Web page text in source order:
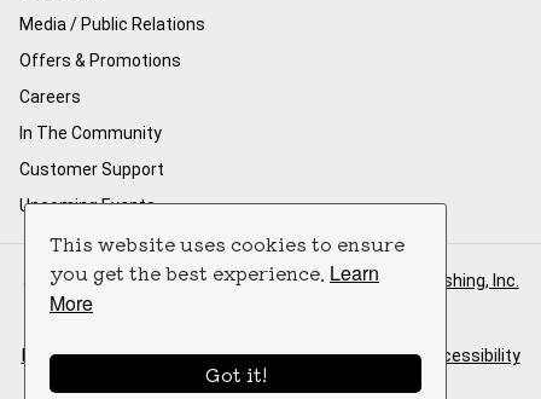
This website uses cookies to ensure
you get the best experience. Learn
More
Got it!
Media / Public Relations
Offers & Promotions
Careers
In The Community
Customer Support
Upcoming Events
Japanese Online is a product ofPacific Software Publishing, Inc.
Privacy Policy|Terms & Conditions of Service|ADA Accessibility
Disclaimer